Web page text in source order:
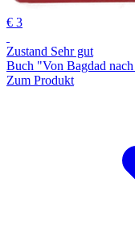
€ 3
Zustand Sehr gut
Buch "Von Bagdad
Zum Produkt